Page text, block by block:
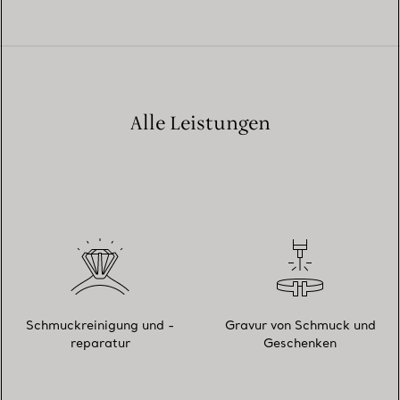
Alle Leistungen
Schmuckreinigung und -
reparatur
Gravur von Schmuck und
Geschenken